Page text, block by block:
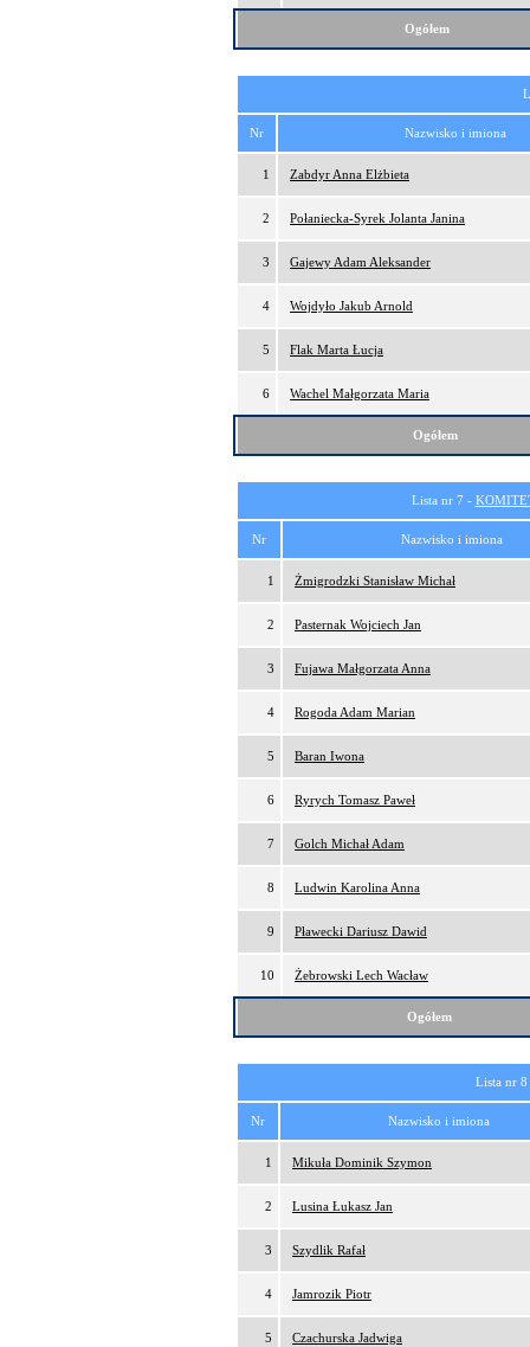
Ogółem
Nr Nazwisko i imiona
1 Zabdyr Anna Elżbieta
2 Połaniecka-Syrek Jolanta Janina
3 Gajewy Adam Aleksander
4 Wojdyło Jakub Arnold
5 Flak Marta Łucja
6 Wachel Małgorzata Maria
Ogółem
Lista nr 7 -
Nr Nazwisko i imiona
1 Żmigrodzki Stanisław Michał
2 Pasternak Wojciech Jan
3 Fujawa Małgorzata Anna
4 Rogoda Adam Marian
5 Baran Iwona
6 Ryrych Tomasz Paweł
7 Golch Michał Adam
8 Ludwin Karolina Anna
9 Pławecki Dariusz Dawid
10 Żebrowski Lech Wacław
Ogółem
Lista nr
Nr Nazwisko i imiona
1 Mikuła Dominik Szymon
2 Lusina Łukasz Jan
3 Szydlik Rafał
4 Jamrozik Piotr
5 Czachurska Jadwiga